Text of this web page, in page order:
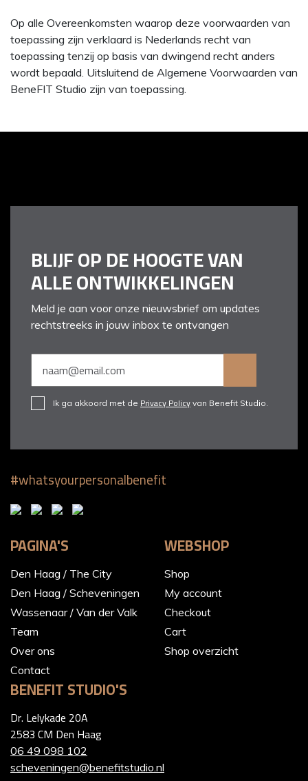
Op alle Overeenkomsten waarop deze voorwaarden van
toepassing zijn verklaard is Nederlands recht van
toepassing tenzij op basis van dwingend recht anders
wordt bepaald. Uitsluitend de Algemene Voorwaarden van
BeneFIT Studio zijn van toepassing.
BLIJF OP DE HOOGTE VAN
ALLE ONTWIKKELINGEN
Meld je aan voor onze nieuwsbrief om updates
rechtstreeks in jouw inbox te ontvangen
Ik ga akkoord met de Privacy Policy van Benefit Studio.
#whatsyourpersonalbenefit
PAGINA'S
Den Haag / The City
Den Haag / Scheveningen
Wassenaar / Van der Valk
Team
Over ons
Contact
WEBSHOP
Shop
My account
Checkout
Cart
Shop overzicht
BENEFIT STUDIO'S
Dr. Lelykade 20A
2583 CM Den Haag
06 49 098 102
scheveningen@benefitstudio.nl